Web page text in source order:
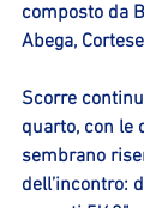
composto da
Abega,
Scorre
quarto, con le
sembrano
dell’incontro: